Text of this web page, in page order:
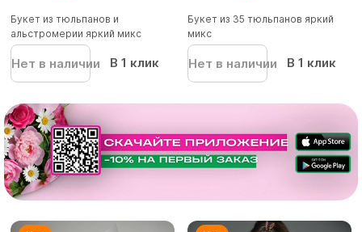
Букет из тюльпанов и
альстромерии яркий микс
Нет в наличии В 1 клик
Букет из 35 тюльпанов яркий
микс
Нет в наличии В 1 клик